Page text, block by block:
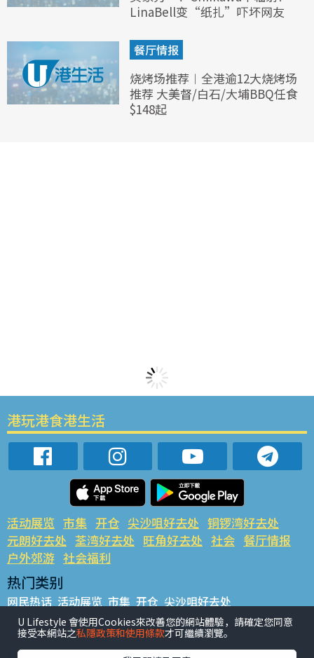
LinaBell变“纸扎”吓坏网友
餐厅情报
烧烤场推荐︱全港逾12大烧烤场
推荐 大美督/白石/大埔BBQ任食
$148起
港玩港食港生活
活动展览 市集 开仓 尖沙咀好去处 铜锣湾好去处
元朗好去处 荃湾好去处 旺角好去处 社会 餐厅情报
户外郊游 社会福利
热门类别
网民热话 活动展览 市集 开仓 尖沙咀好去处
铜锣湾好去处 元朗好去处 荃湾好去处 旺角好去处 社会
餐厅情报 户外郊游
U Lifestyle 會使用Cookies來改善您的網站體驗，請確定您同意
接受本網站之私隱政策和使用條款才可繼續瀏覽。